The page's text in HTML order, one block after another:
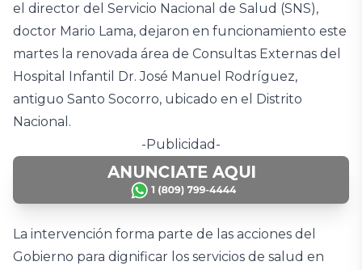
el director del Servicio Nacional de Salud (SNS),
doctor Mario Lama, dejaron en funcionamiento este
martes la renovada área de Consultas Externas del
Hospital Infantil Dr. José Manuel Rodríguez,
antiguo Santo Socorro, ubicado en el Distrito
Nacional.
-Publicidad-
La intervención forma parte de las acciones del
Gobierno para dignificar los servicios de salud en